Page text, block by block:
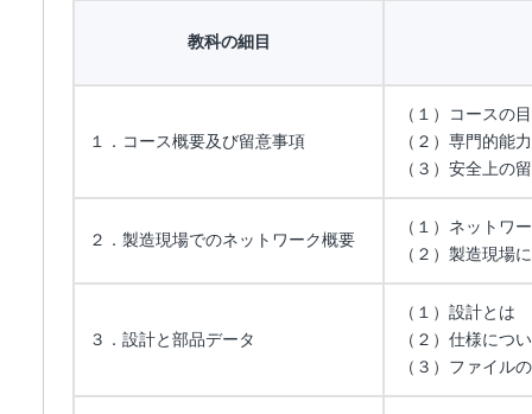
教科の細目
１．コース概要及び留意事項
（１）コースの
（２）専門的能
（３）安全上の
２．製造現場でのネットワーク概要
（１）ネットワ
（２）製造現場
３．設計と部品データ
（１）設計とは
（２）仕様につ
（３）ファイル